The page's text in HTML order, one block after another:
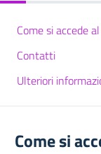
Come si accede
Contatti
Ulteriori
Come si